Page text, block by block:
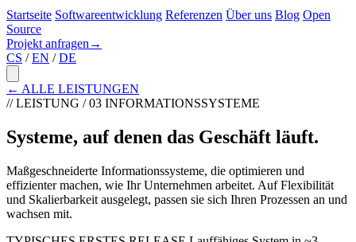
Startseite Softwareentwicklung Referenzen Über uns Blog Open
Source
Projekt anfragen →
CS / EN / DE
← ALLE LEISTUNGEN
// LEISTUNG / 03 INFORMATIONSSYSTEME
Systeme, auf denen das Geschäft läuft.
Maßgeschneiderte Informationssysteme, die optimieren und
effizienter machen, wie Ihr Unternehmen arbeitet. Auf Flexibilität
und Skalierbarkeit ausgelegt, passen sie sich Ihren Prozessen an und
wachsen mit.